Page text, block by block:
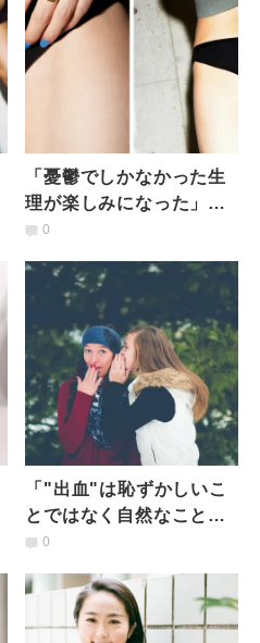
「憂鬱でしかなかった生
理が楽しみになった」寺
尾彩加さんが日本初の国
理由
0
「"出血"は恥ずかしいこ
とではなく自然なこと」
シンガポールのフェムテ
理由
0